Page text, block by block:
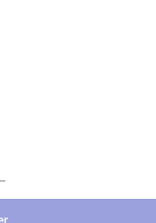
la quantité